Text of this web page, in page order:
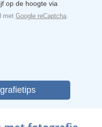
op de hoogte via
met Google reCaptcha.